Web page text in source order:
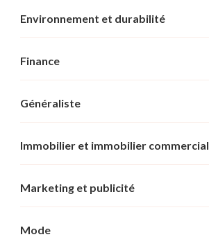
Environnement et durabilité
Finance
Généraliste
Immobilier et immobilier commercial
Marketing et publicité
Mode